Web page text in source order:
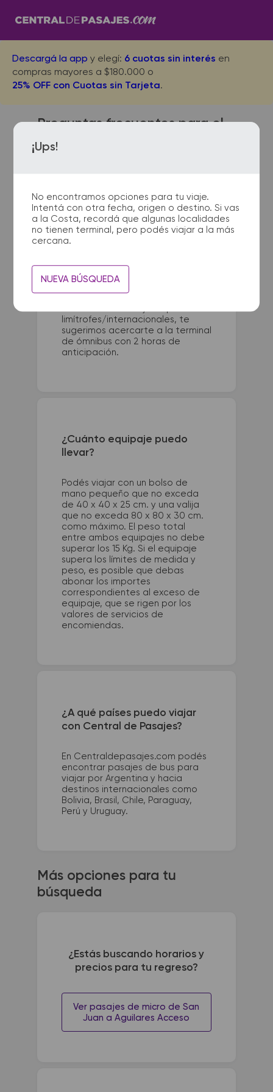
Descargá la app y elegí: 6 cuotas sin interés en
compras mayores a $180.000 o
25% OFF con Cuotas sin Tarjeta.
¡Ups!
No encontramos opciones para tu viaje.
Intentá con otra fecha, origen o destino. Si vas
a la Costa, recordá que algunas localidades
no tienen terminal, pero podés viajar a la más
cercana.
NUEVA BÚSQUEDA
Preguntas frecuentes para el
viaje desde Aguilares Acceso
a San Juan
¿Con cuánta anticipación
debo presentarme en la
terminal de micros?
Para viajes nacionales es
limítrofes/internacionales, te
sugerimos acercarte a la terminal
de ómnibus con 2 horas de
anticipación.
¿Cuánto equipaje puedo
llevar?
Podés viajar con un bolso de
mano pequeño que no exceda
de 40 x 40 x 25 cm. y una valija
que no exceda 80 x 80 x 30 cm.
como máximo. El peso total
entre ambos equipajes no debe
superar los 15 Kg. Si el equipaje
supera los límites de medida y
peso, es posible que debas
abonar los importes
correspondientes al exceso de
equipaje, que se rigen por los
valores de servicios de
encomiendas.
¿A qué países puedo viajar
con Central de Pasajes?
En Centraldepasajes.com podés
encontrar pasajes de bus para
viajar por Argentina y hacia
destinos internacionales como
Bolivia, Brasil, Chile, Paraguay,
Perú y Uruguay.
Más opciones para tu
búsqueda
¿Estás buscando horarios y
precios para tu regreso?
Ver pasajes de micro de San
Juan a Aguilares Acceso